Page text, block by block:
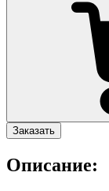
Заказать
Описание: